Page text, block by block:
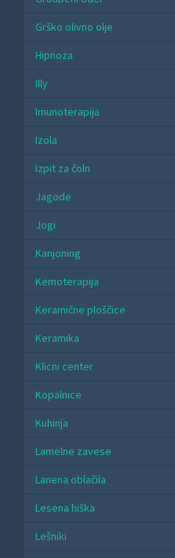
Grško olivno olje
Hipnoza
Illy
Imunoterapija
Izola
Izpit za čoln
Jagode
Jogi
Kanjoning
Kemoterapija
Keramične ploščice
Keramika
Klicni center
Kopalnice
Kuhinja
Lamelne zavese
Lanena oblačila
Lesena hiška
Lešniki